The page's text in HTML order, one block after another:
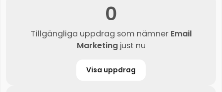
0
Tillgängliga uppdrag som nämner Email
Marketingjust nu
Visa uppdrag